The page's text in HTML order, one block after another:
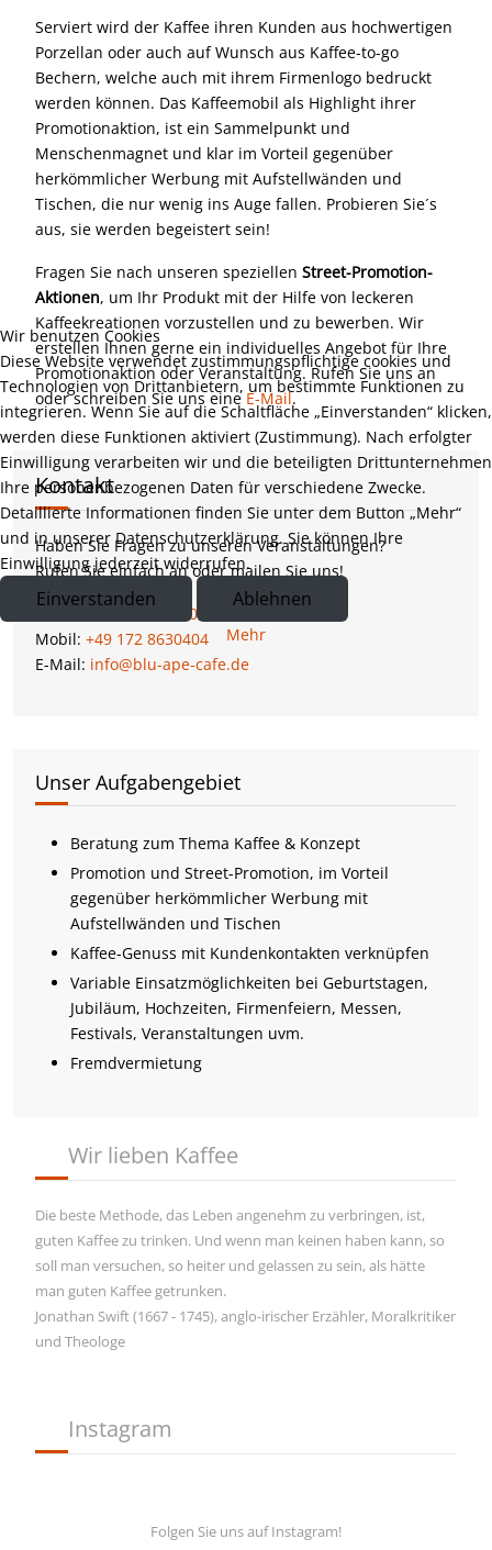
Serviert wird der Kaffee ihren Kunden aus hochwertigen
Porzellan oder auch auf Wunsch aus Kaffee-to-go
Bechern, welche auch mit ihrem Firmenlogo bedruckt
werden können. Das Kaffeemobil als Highlight ihrer
Promotionaktion, ist ein Sammelpunkt und
Menschenmagnet und klar im Vorteil gegenüber
herkömmlicher Werbung mit Aufstellwänden und
Tischen, die nur wenig ins Auge fallen. Probieren Sie´s
aus, sie werden begeistert sein!
Fragen Sie nach unseren speziellen Street-Promotion-
Aktionen, um Ihr Produkt mit der Hilfe von leckeren
Kaffeekreationen vorzustellen und zu bewerben. Wir
erstellen Ihnen gerne ein individuelles Angebot für Ihre
Promotionaktion oder Veranstaltung. Rufen Sie uns an
oder schreiben Sie uns eine E-Mail.
Kontakt
Haben Sie Fragen zu unseren Veranstaltungen?
Rufen Sie einfach an oder mailen Sie uns!
+49 8191 9734460
Mobil: +49 172 8630404
E-Mail: info@blu-ape-cafe.de
Unser Aufgabengebiet
Beratung zum Thema Kaffee & Konzept
Promotion und Street-Promotion, im Vorteil
gegenüber herkömmlicher Werbung mit
Aufstellwänden und Tischen
Kaffee-Genuss mit Kundenkontakten verknüpfen
Variable Einsatzmöglichkeiten bei Geburtstagen,
Jubiläum, Hochzeiten, Firmenfeiern, Messen,
Festivals, Veranstaltungen uvm.
Fremdvermietung
Wir lieben Kaffee
Die beste Methode, das Leben angenehm zu verbringen, ist,
guten Kaffee zu trinken. Und wenn man keinen haben kann, so
soll man versuchen, so heiter und gelassen zu sein, als hätte
man guten Kaffee getrunken.
Jonathan Swift (1667 - 1745), anglo-irischer Erzähler, Moralkritiker
und Theologe
Instagram
Folgen Sie uns auf Instagram!
Wir benutzen Cookies
Diese Website verwendet zustimmungspflichtige cookies und
Technologien von Drittanbietern, um bestimmte Funktionen zu
integrieren. Wenn Sie auf die Schaltfläche „Einverstanden“ klicken,
werden diese Funktionen aktiviert (Zustimmung). Nach erfolgter
Einwilligung verarbeiten wir und die beteiligten Drittunternehmen
Ihre personenbezogenen Daten für verschiedene Zwecke.
Detaillierte Informationen finden Sie unter dem Button „Mehr“
und in unserer Datenschutzerklärung. Sie können Ihre
Einwilligung jederzeit widerrufen.
Einverstanden Ablehnen
Mehr